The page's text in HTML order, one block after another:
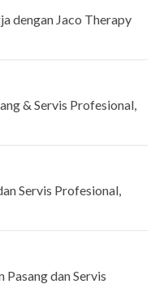
dengan Jaco Therapy
& Servis Profesional,
Servis Profesional,
Pasang dan Servis